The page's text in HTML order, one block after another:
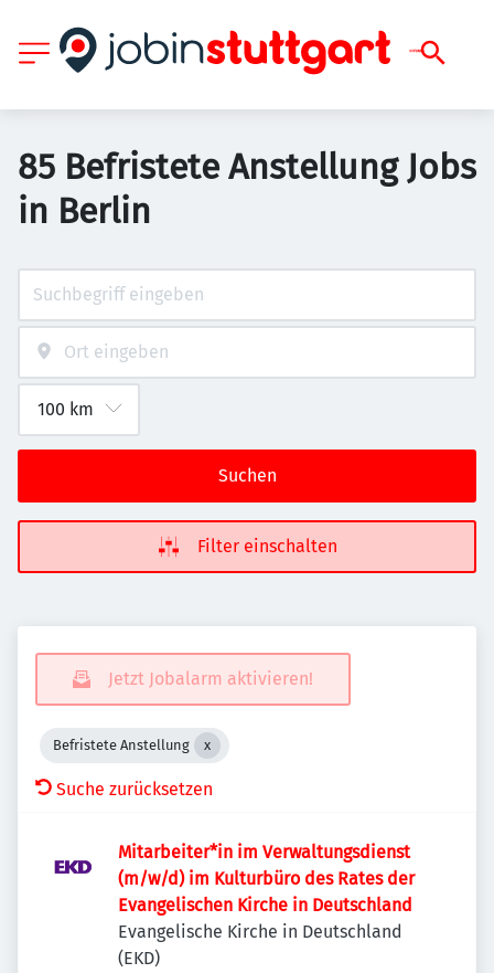
85 Befristete Anstellung Jobs
in Berlin
Suchen
Filter einschalten
Jetzt Jobalarm aktivieren!
Befristete Anstellung
Suche zurücksetzen
Mitarbeiter*in im Verwaltungsdienst
(m/w/d) im Kulturbüro des Rates der
Evangelischen Kirche in Deutschland
Evangelische Kirche in Deutschland
(EKD)